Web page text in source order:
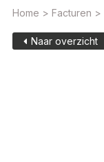
Home > Facturen >
Naar overzicht